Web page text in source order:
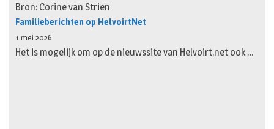
Bron: Corine van Strien
Familieberichten op HelvoirtNet
1 mei 2026
Het is mogelijk om op de nieuwssite van Helvoirt.net ook …